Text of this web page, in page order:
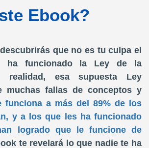
Ebook?
que no es tu culpa el
ha funcionado la Ley de la
realidad, esa supuesta Ley
muchas fallas de conceptos y
funciona a más del 89% de los
y a los que les ha funcionado
logrado que le funcione de
te revelará lo que nadie te ha